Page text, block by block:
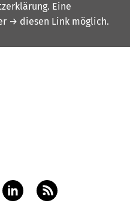
. Eine
→ diesen Link möglich.